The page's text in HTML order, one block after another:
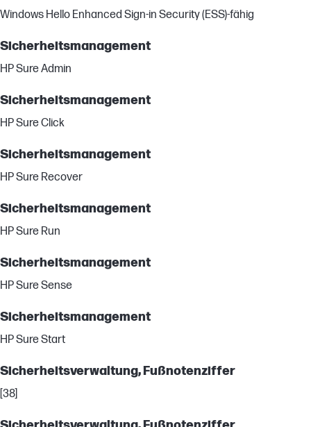
Windows Hello Enhanced Sign-in Security (ESS)-fähig
Sicherheitsmanagement
HP Sure Admin
Sicherheitsmanagement
HP Sure Click
Sicherheitsmanagement
HP Sure Recover
Sicherheitsmanagement
HP Sure Run
Sicherheitsmanagement
HP Sure Sense
Sicherheitsmanagement
HP Sure Start
Sicherheitsverwaltung, Fußnotenziffer
[38]